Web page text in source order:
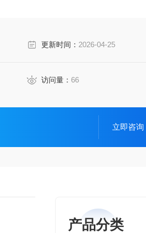
更新时间： 2026-04-25
访问量： 66
立即咨询
产品分类